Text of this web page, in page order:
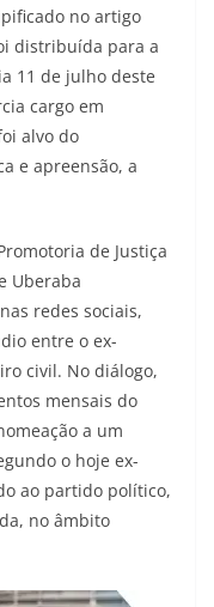
no artigo
distribuída para a
11 de julho deste
cargo em
alvo do
e apreensão, a
de Justiça
Uberaba
redes sociais,
entre o ex-
civil. No diálogo,
mensais do
a um
o hoje ex-
ao partido político,
no âmbito